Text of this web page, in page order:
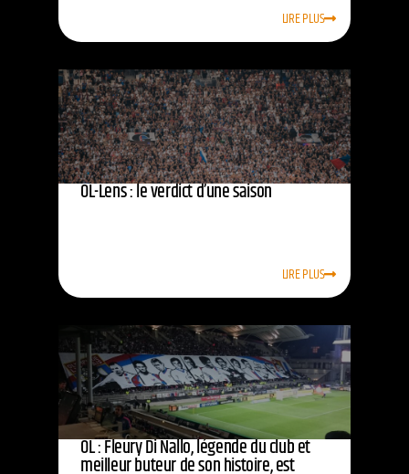
LIRE PLUS
OL-Lens : le verdict d’une saison
LIRE PLUS
OL : Fleury Di Nallo, légende du club et
meilleur buteur de son histoire, est